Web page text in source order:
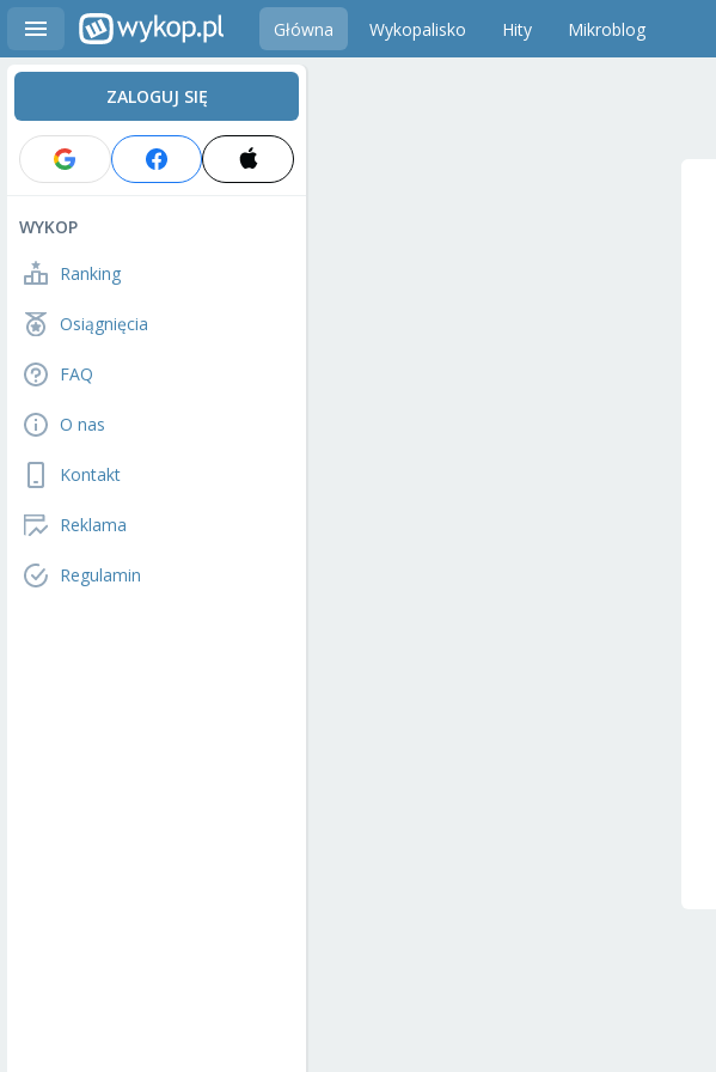
Główna Wykopalisko Hity Mikroblog
ZALOGUJ SIĘ
WYKOP
Ranking
Osiągnięcia
FAQ
O nas
Kontakt
Reklama
Regulamin